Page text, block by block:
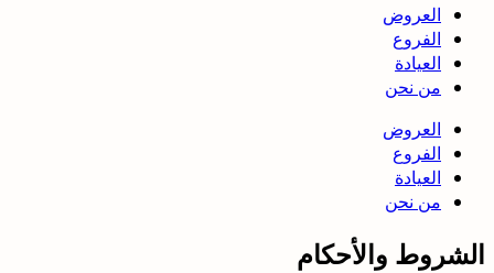
العروض
الفروع
العيادة
من نحن
العروض
الفروع
العيادة
من نحن
الشروط والأحكام